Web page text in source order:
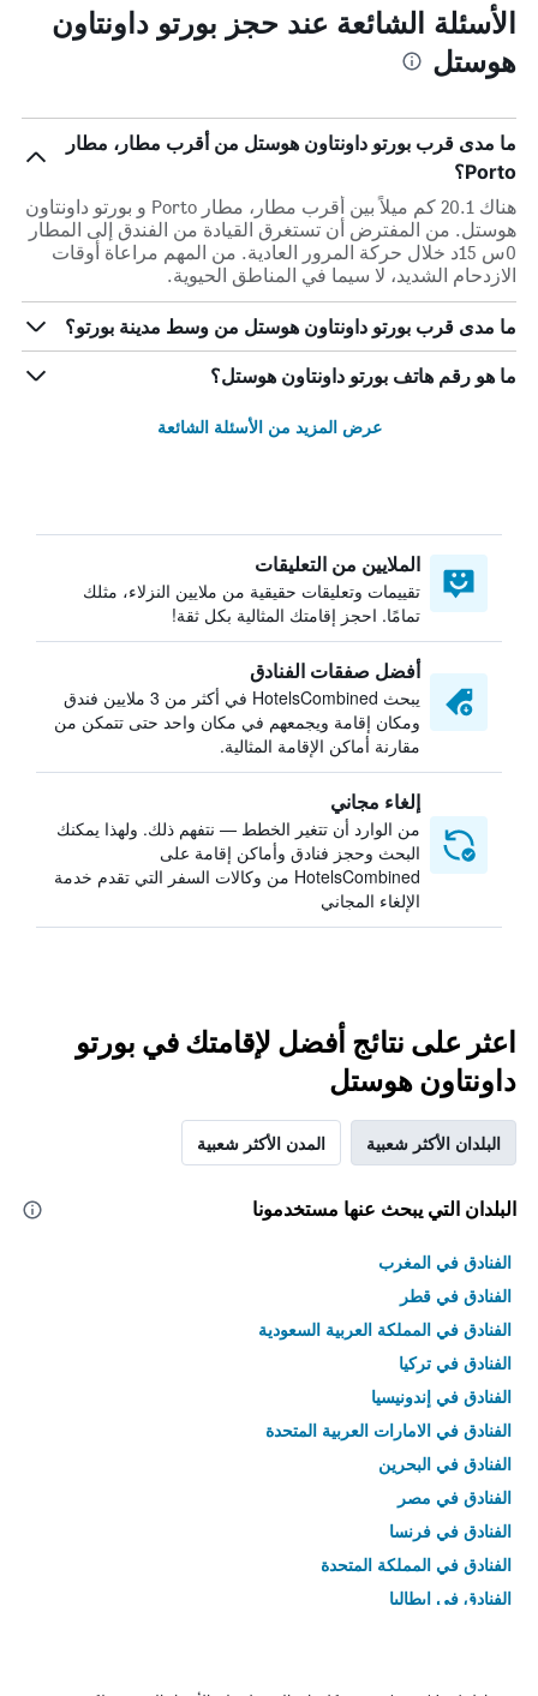
الأسئلة الشائعة عند حجز بورتو داونتاون
هوستل
ما مدى قرب بورتو داونتاون هوستل من أقرب مطار، مطار
Porto؟
هناك 20.1 كم ميلاً بين أقرب مطار، مطار Porto و بورتو داونتاون
هوستل. من المفترض أن تستغرق القيادة من الفندق إلى المطار
0س 15د خلال حركة المرور العادية. من المهم مراعاة أوقات
الازدحام الشديد، لا سيما في المناطق الحيوية.
ما مدى قرب بورتو داونتاون هوستل من وسط مدينة بورتو؟
ما هو رقم هاتف بورتو داونتاون هوستل؟
عرض المزيد من الأسئلة الشائعة
الملايين من التعليقات
تقييمات وتعليقات حقيقية من ملايين النزلاء، مثلك
تمامًا. احجز إقامتك المثالية بكل ثقة!
أفضل صفقات الفنادق
يبحث HotelsCombined في أكثر من 3 ملايين فندق
ومكان إقامة ويجمعهم في مكان واحد حتى تتمكن من
مقارنة أماكن الإقامة المثالية.
إلغاء مجاني
من الوارد أن تتغير الخطط — نتفهم ذلك. ولهذا يمكنك
البحث وحجز فنادق وأماكن إقامة على
HotelsCombined من وكالات السفر التي تقدم خدمة
الإلغاء المجاني
اعثر على نتائج أفضل لإقامتك في بورتو
داونتاون هوستل
البلدان الأكثر شعبية المدن الأكثر شعبية
البلدان التي يبحث عنها مستخدمونا
الفنادق في المغرب
الفنادق في قطر
الفنادق في المملكة العربية السعودية
الفنادق في تركيا
الفنادق في إندونيسيا
الفنادق في الامارات العربية المتحدة
الفنادق في البحرين
الفنادق في مصر
الفنادق في فرنسا
الفنادق في المملكة المتحدة
الفنادق في إيطاليا